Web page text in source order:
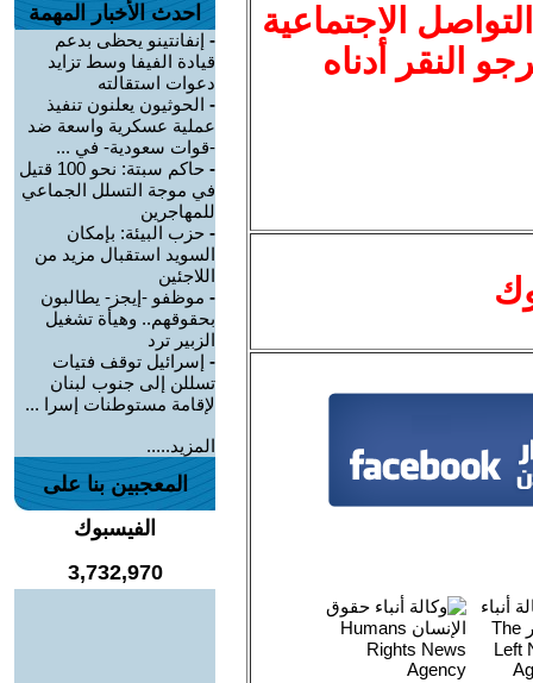
الاجتماعية
النقر أدناه
احدث الأخبار المهمة
- إنفانتينو يحظى بدعم
قيادة الفيفا وسط تزايد
دعوات استقالته
- الحوثيون يعلنون تنفيذ
عملية عسكرية واسعة ضد
-قوات سعودية- في ...
-
حاكم سبتة: نحو 100 قتيل
في موجة التسلل الجماعي
للمهاجرين
- حزب البيئة: بإمكان
السويد استقبال مزيد من
اللاجئين
- موظفو -إيجز- يطالبون
بحقوقهم.. وهيأة تشغيل
الزبير ترد
- إسرائيل توقف فتيات
تسللن إلى جنوب لبنان
لإقامة مستوطنات إسرا ...
المزيد.....
المعجبين بنا على
الفيسبوك
3,732,970